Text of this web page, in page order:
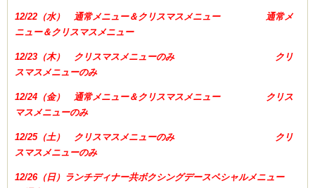
12/22（水） 通常メニュー＆クリスマスメニュー 通常メ
ニュー＆クリスマスメニュー
12/23（木） クリスマスメニューのみ クリ
スマスメニューのみ
12/24（金） 通常メニュー＆クリスマスメニュー クリス
マスメニューのみ
12/25（土） クリスマスメニューのみ クリ
スマスメニューのみ
12/26（日）ランチディナー共ボクシングデースペシャルメニュー